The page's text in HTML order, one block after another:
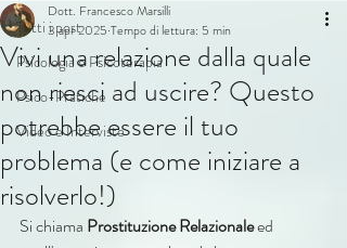
Tutti i post
Psicologia e Psicoterapia
Psico-Pratiche
Video e Interviste
Vivi una relazione dalla quale
non riesci ad uscire? Questo
potrebbe essere il tuo
problema (e come iniziare a
risolverlo!)
Dott. Francesco Marsilli
3 apr 2025 Tempo di lettura: 5 min
Si chiama ProstituzioneRelazionale ed